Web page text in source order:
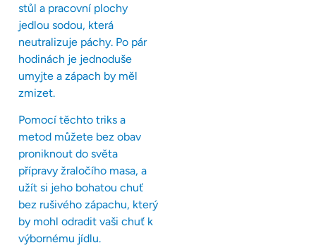
stůl a pracovní plochy
jedlou sodou, která
neutralizuje páchy. Po pár
hodinách je jednoduše
umyjte a zápach by měl
zmizet.
Pomocí těchto triks a
metod můžete bez obav
proniknout do světa
přípravy žraločího masa, a
užít si jeho bohatou chuť
bez rušivého zápachu, který
by mohl odradit vaši chuť k
výbornému jídlu.